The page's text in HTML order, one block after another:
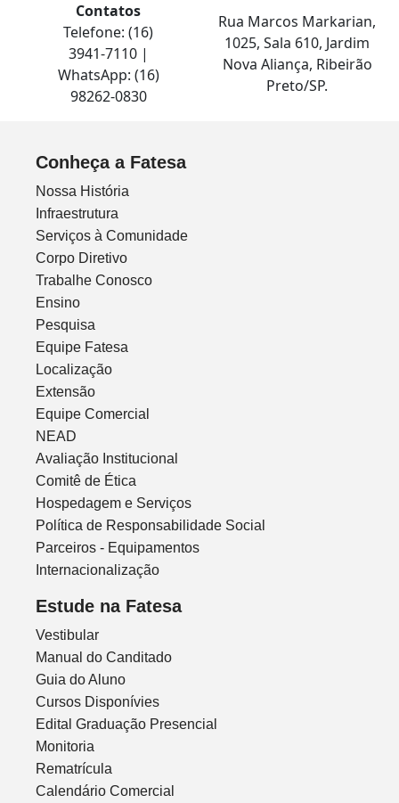
Contatos
Telefone: (16)
3941-7110 |
WhatsApp: (16)
98262-0830
Rua Marcos Markarian,
1025, Sala 610, Jardim
Nova Aliança, Ribeirão
Preto/SP.
Conheça a Fatesa
Nossa História
Infraestrutura
Serviços à Comunidade
Corpo Diretivo
Trabalhe Conosco
Ensino
Pesquisa
Equipe Fatesa
Localização
Extensão
Equipe Comercial
NEAD
Avaliação Institucional
Comitê de Ética
Hospedagem e Serviços
Política de Responsabilidade Social
Parceiros - Equipamentos
Internacionalização
Estude na Fatesa
Vestibular
Manual do Canditado
Guia do Aluno
Cursos Disponívies
Edital Graduação Presencial
Monitoria
Rematrícula
Calendário Comercial